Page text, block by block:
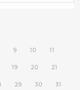
9 10 11
19 20 21
29 30 31